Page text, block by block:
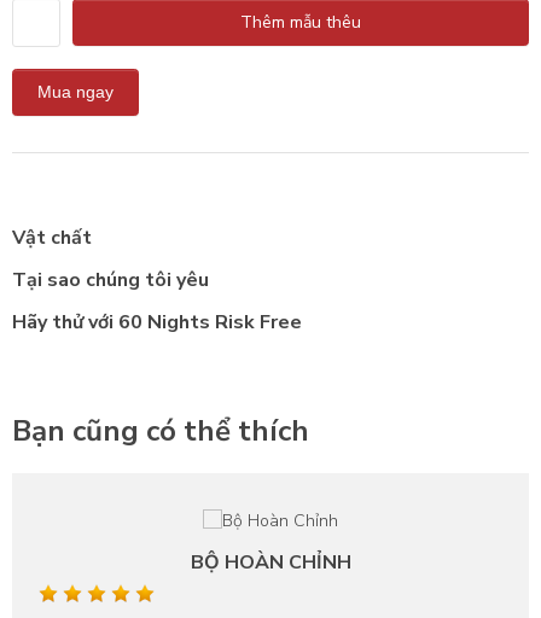
Thêm mẫu thêu
Vật chất
Tại sao chúng tôi yêu
Hãy thử với 60 Nights Risk Free
Bạn cũng có thể thích
BỘ HOÀN CHỈNH